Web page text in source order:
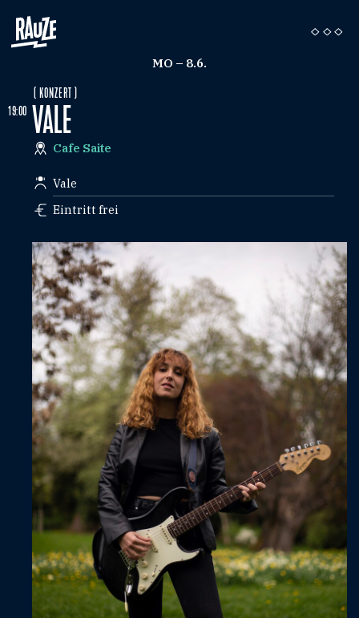
MO – 8.6.
19:00
( KONZERT )
VALE
Cafe Saite
Vale
Eintritt frei